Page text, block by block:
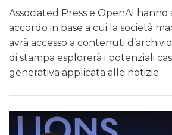
Associated Press e OpenAI
accordo in base a cui la società
avrà accesso a contenuti
di stampa esplorerà i potenziali
generativa applicata alle notizie.